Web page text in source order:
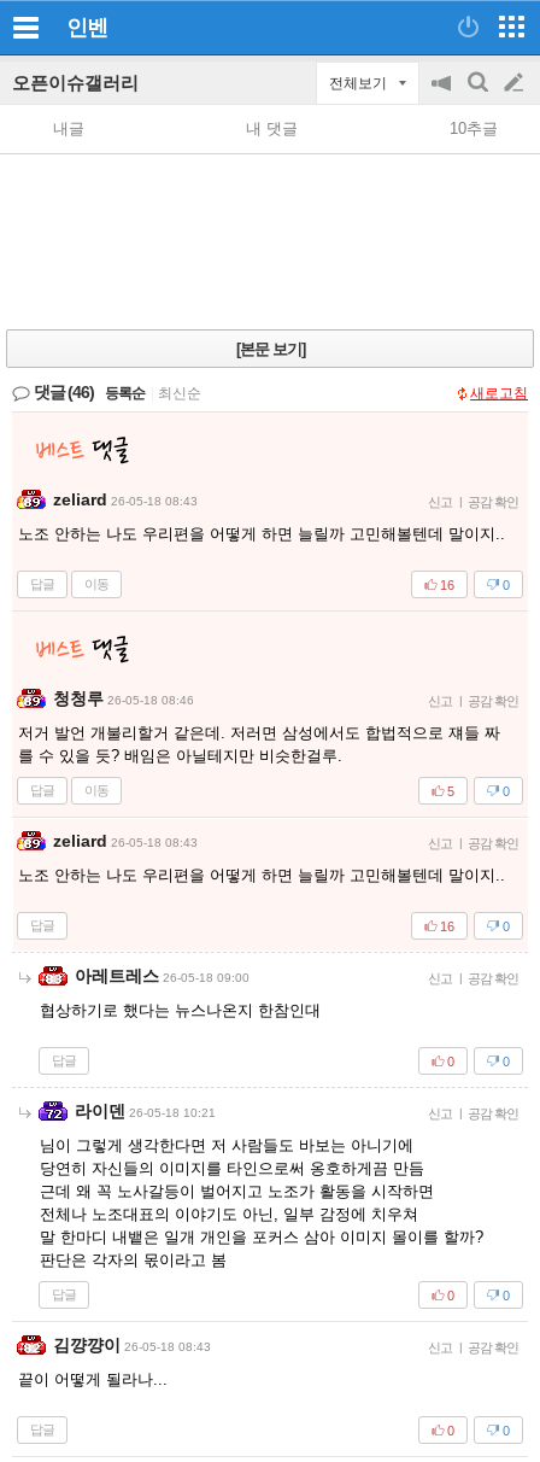
인벤
오픈이슈갤러리 전체보기
공
지
on/off
검
색
글
쓰
내글 내 댓글 10추글
[본문 보기]
댓글(46) 등록순 최신순 새로고침
zeliard 26-05-18 08:43 신고 | 공감 확인
노조 안하는 나도 우리편을 어떻게 하면 늘릴까 고민해볼텐데 말이지..
답글 이동 0
16
청청루 26-05-18 08:46 신고 | 공감 확인
저거 발언 개불리할거 같은데. 저러면 삼성에서도 합법적으로 쟤들 짜
를 수 있을 듯? 배임은 아닐테지만 비슷한걸루.
답글 이동 0
5
zeliard 26-05-18 08:43 신고 | 공감 확인
노조 안하는 나도 우리편을 어떻게 하면 늘릴까 고민해볼텐데 말이지..
답글 0
16
아레트레스 26-05-18 09:00 신고 | 공감 확인
협상하기로 했다는 뉴스나온지 한참인대
답글 0
0
라이덴 26-05-18 10:21 신고 | 공감 확인
님이 그렇게 생각한다면 저 사람들도 바보는 아니기에
당연히 자신들의 이미지를 타인으로써 옹호하게끔 만듬
근데 왜 꼭 노사갈등이 벌어지고 노조가 활동을 시작하면
전체나 노조대표의 이야기도 아닌, 일부 감정에 치우쳐
말 한마디 내뱉은 일개 개인을 포커스 삼아 이미지 몰이를 할까?
판단은 각자의 몫이라고 봄
답글 0
0
김꺙꺙이 26-05-18 08:43 신고 | 공감 확인
끝이 어떻게 될라나...
답글 0
0